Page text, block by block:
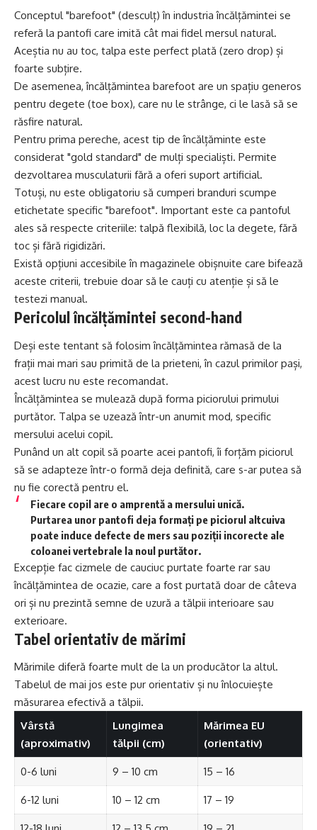
Conceptul "barefoot" (desculț) în industria încălțămintei se
referă la pantofi care imită cât mai fidel mersul natural.
Aceștia nu au toc, talpa este perfect plată (zero drop) și
foarte subțire.
De asemenea, încălțămintea barefoot are un spațiu generos
pentru degete (toe box), care nu le strânge, ci le lasă să se
răsfire natural.
Pentru prima pereche, acest tip de încălțăminte este
considerat "gold standard" de mulți specialiști. Permite
dezvoltarea musculaturii fără a oferi suport artificial.
Totuși, nu este obligatoriu să cumperi branduri scumpe
etichetate specific "barefoot". Important este ca pantoful
ales să respecte criteriile: talpă flexibilă, loc la degete, fără
toc și fără rigidizări.
Există opțiuni accesibile în magazinele obișnuite care bifează
aceste criterii, trebuie doar să le cauți cu atenție și să le
testezi manual.
Pericolul încălțămintei second-hand
Deși este tentant să folosim încălțămintea rămasă de la
frații mai mari sau primită de la prieteni, în cazul primilor pași,
acest lucru nu este recomandat.
Încălțămintea se mulează după forma piciorului primului
purtător. Talpa se uzează într-un anumit mod, specific
mersului acelui copil.
Punând un alt copil să poarte acei pantofi, îi forțăm piciorul
să se adapteze într-o formă deja definită, care s-ar putea să
nu fie corectă pentru el.
Fiecare copil are o amprentă a mersului unică.
Purtarea unor pantofi deja formați pe piciorul altcuiva
poate induce defecte de mers sau poziții incorecte ale
coloanei vertebrale la noul purtător.
Excepție fac cizmele de cauciuc purtate foarte rar sau
încălțămintea de ocazie, care a fost purtată doar de câteva
ori și nu prezintă semne de uzură a tălpii interioare sau
exterioare.
Tabel orientativ de mărimi
Mărimile diferă foarte mult de la un producător la altul.
Tabelul de mai jos este pur orientativ și nu înlocuiește
măsurarea efectivă a tălpii.
Vârstă
(aproximativ)
Lungimea
tălpii (cm)
Mărimea EU
(orientativ)
0-6 luni 9 – 10 cm 15 – 16
6-12 luni 10 – 12 cm 17 – 19